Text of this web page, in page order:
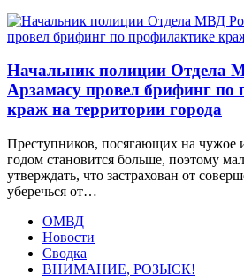
Начальник полиции Отдела
Арзамасу провел брифинг по
краж на территории города
Преступников, посягающих на чужое
годом становится больше, поэтому
утверждать, что застрахован от
уберечься от…
ОМВД
Новости
Сводка
ВНИМАНИЕ, РОЗЫСК!